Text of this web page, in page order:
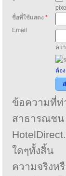
pixel
ชื่อที่ใช้แสดง *
Email
คว
ต้อ
ข้อความที่ท่
สาธารณ
ใดๆทั้งสิ้น
ความจริงห